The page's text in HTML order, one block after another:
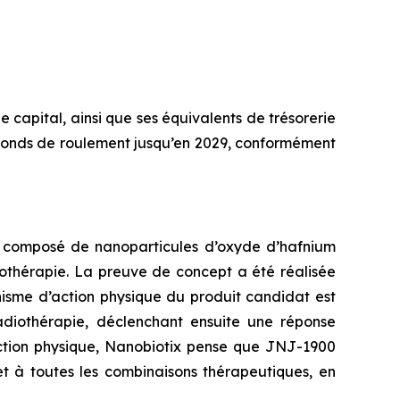
ainsi que ses équivalents de trésorerie
de roulement jusqu’en 2029, conformément
de nanoparticules d’oxyde d’hafnium
La preuve de concept a été réalisée
d’action physique du produit candidat est
déclenchant ensuite une réponse
physique, Nanobiotix pense que JNJ-1900
toutes les combinaisons thérapeutiques, en